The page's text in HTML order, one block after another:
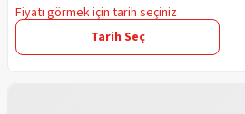
Fiyatı görmek için tarih seçiniz
Tarih Seç